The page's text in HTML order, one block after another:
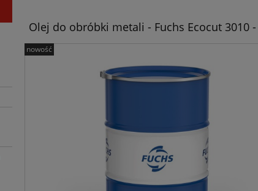
Olej do obróbki metali - Fuchs Ecocut 3010
nowość